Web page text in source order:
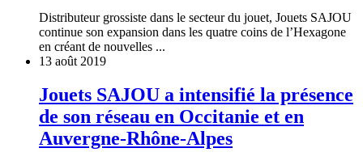
Distributeur grossiste dans le secteur du jouet, Jouets SAJOU
continue son expansion dans les quatre coins de l’Hexagone
en créant de nouvelles ...
13 août 2019
Jouets SAJOU a intensifié la présence
de son réseau en Occitanie et en
Auvergne-Rhône-Alpes